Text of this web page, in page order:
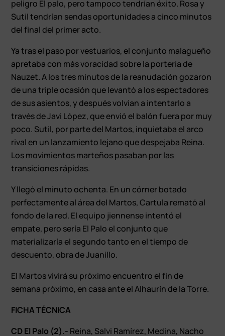
peligro El palo, pero tampoco tendrían éxito. Rosa y
Sutil tendrían sendas oportunidades a cinco minutos
del final del primer acto.
Ya tras el paso por vestuarios, el conjunto malagueño
apretaba con más voracidad sobre la portería de
Nauzet. A los tres minutos de la reanudación gozaron
de una triple ocasión que levantó a los espectadores
de sus asientos, y después volvían a intentarlo a
través de Javi López, que envió el balón fuera por muy
poco. Sutil, por parte del Martos, inquietaba el arco
rival en un lanzamiento lejano que despejaba Reina.
Los movimientos marteños pasaban por las
transiciones rápidas.
Y llegó el minuto ochenta. En un córner botado
perfectamente al área del Martos, Cartula remató al
fondo de la red. El equipo jiennense intentó el
empate, pero sería El Palo el conjunto que
materializaría el segundo tanto en el tiempo de
descuento, obra de Juanillo.
El Martos vivirá su próximo encuentro el fin de
semana próximo, en casa ante el Alhaurín de la Torre.
FICHA TÉCNICA
CD El Palo (2).- Reina, Salvi Ramírez, Medina, Nacho